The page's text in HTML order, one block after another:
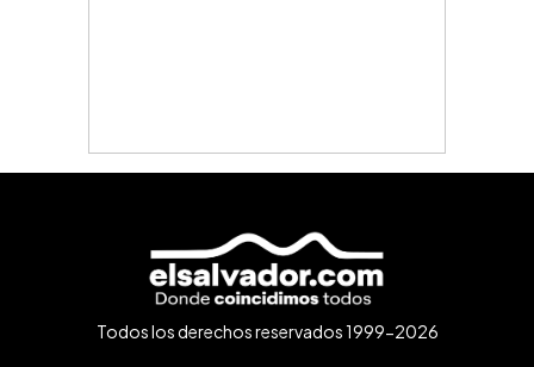
Todos los derechos reservados 1999-2026